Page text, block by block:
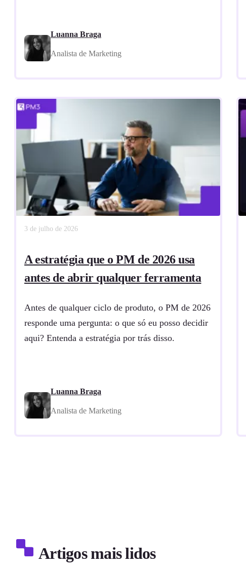
Luanna Braga
Analista de Marketing
3 de julho de 2026
A estratégia que o PM de 2026 usa
antes de abrir qualquer ferramenta
Antes de qualquer ciclo de produto, o PM de 2026
responde uma pergunta: o que só eu posso decidir
aqui? Entenda a estratégia por trás disso.
Luanna Braga
Analista de Marketing
Artigos mais lidos